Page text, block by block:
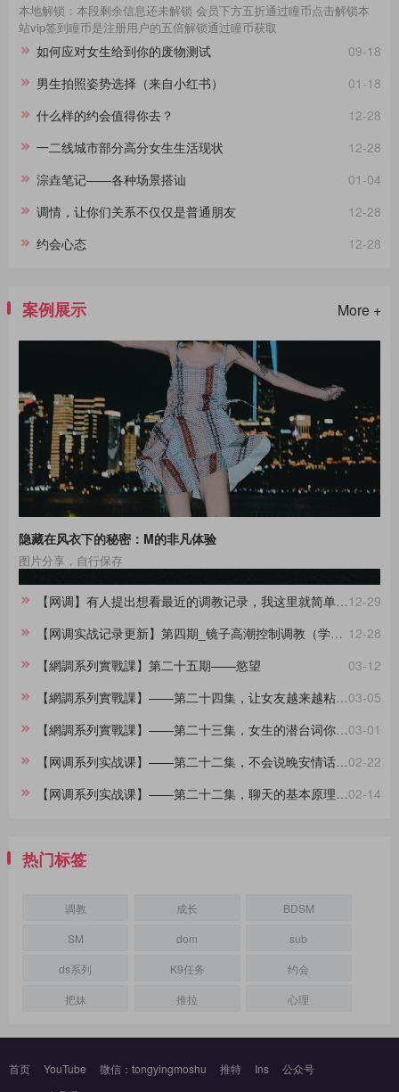
本地解锁：本段剩余信息还未解锁 会员下方五折通过瞳币点击解锁本
站vip签到瞳币是注册用户的五倍解锁通过瞳币获取
09-18
如何应对女生给到你的废物测试
01-18
男生拍照姿势选择（来自小红书）
12-28
什么样的约会值得你去？
12-28
一二线城市部分高分女生生活现状
01-04
淙垚笔记——各种场景搭讪
12-28
调情，让你们关系不仅仅是普通朋友
12-28
约会心态
案例展示 More +
隐藏在风衣下的秘密：M的非凡体验
图片分享，自行保存
12-29
【网调】有人提出想看最近的调教记录，我这里就简单做一份合集。
12-28
【网调实战记录更新】第四期_镜子高潮控制调教（学员案例）
03-12
【網調系列實戰課】第二十五期——慾望
03-05
【網調系列實戰課】——第二十四集，让女友越来越粘着你的小技巧
03-01
【網調系列實戰課】——第二十三集，女生的潜台词你都懂吗？
02-22
【网调系列实战课】——第二十二集，不会说晚安情话的大直男看过来，建议收藏
02-14
【网调系列实战课】——第二十二集，聊天的基本原理，90%的人不知道
热门标签
调教 成长
BDSM
SM
dom
sub
ds系列
K9任务
约会
把妹
推拉 心理
首页 YouTube 微信：tongyingmoshu 推特 Ins
公众号